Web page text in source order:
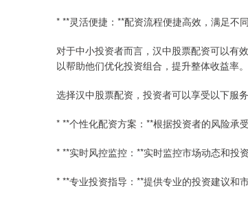
* **灵活便捷：**配资流程便捷高效，满足不
对于中小投资者而言，汉中股票配资可以有
以帮助他们优化投资组合，提升整体收益率。
选择汉中股票配资，投资者可以享受以下服务
* **个性化配资方案：**根据投资者的风险承
* **实时风控监控：**实时监控市场动态和投
* **专业投资指导：**提供专业的投资建议和